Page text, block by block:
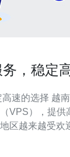
，稳定
南VPS 1Gbps
VPS），提供
区越来越受欢
更快的下载和